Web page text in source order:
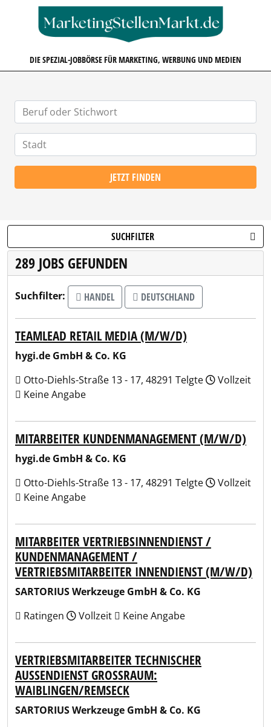
DIE SPEZIAL-JOBBÖRSE FÜR MARKETING, WERBUNG UND MEDIEN
JETZT FINDEN
SUCHFILTER
289 JOBS GEFUNDEN
Suchfilter: HANDEL DEUTSCHLAND
TEAMLEAD RETAIL MEDIA (M/W/D)
hygi.de GmbH & Co. KG
Otto-Diehls-Straße 13 - 17, 48291 Telgte
Vollzeit
Keine Angabe
MITARBEITER KUNDENMANAGEMENT (M/W/D)
hygi.de GmbH & Co. KG
Otto-Diehls-Straße 13 - 17, 48291 Telgte
Vollzeit
Keine Angabe
MITARBEITER VERTRIEBSINNENDIENST /
KUNDENMANAGEMENT /
VERTRIEBSMITARBEITER INNENDIENST (M/W/D)
SARTORIUS Werkzeuge GmbH & Co. KG
Ratingen
Vollzeit Keine Angabe
VERTRIEBSMITARBEITER TECHNISCHER
AUSSENDIENST GROSSRAUM: WA
IBLINGEN/REMSECK
SARTORIUS Werkzeuge GmbH & Co. KG